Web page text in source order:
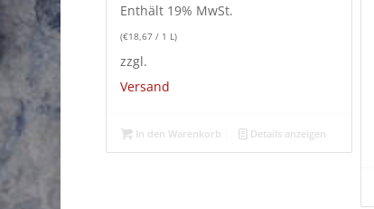
Enthält 19% MwSt.
(€18,67 / 1 L)
zzgl.
Versand
In den Warenkorb Details anzeigen